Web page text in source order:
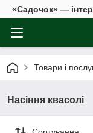
«Садочок» —
Товари і
Насіння квасолі